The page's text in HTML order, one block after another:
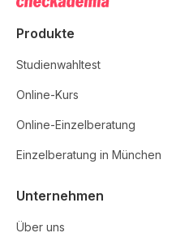
Produkte
Studienwahltest
Online-Kurs
Online-Einzelberatung
Einzelberatung in München
Unternehmen
Über uns